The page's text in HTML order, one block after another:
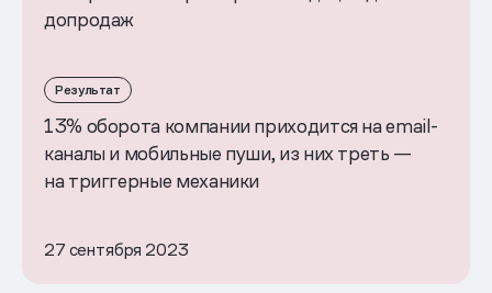
допродаж
Результат
13% оборота компании приходится на email-
каналы и мобильные пуши, из них треть —
на триггерные механики
27 сентября 2023